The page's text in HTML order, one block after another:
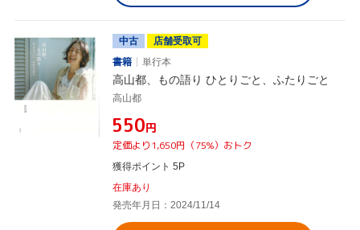
中古
店舗受取可
書籍
単行本
高山都、もの語り ひとりごと、ふたりごと
高山都
¥550円
定価より1,650円（75%）おトク
獲得ポイント 5P
在庫あり
発売年月日：2024/11/14